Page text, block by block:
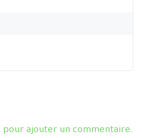
ajouter un commentaire.